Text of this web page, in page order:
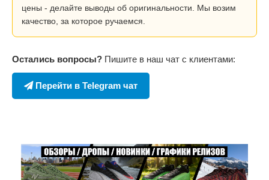
цены - делайте выводы об оригинальности. Мы возим
качество, за которое ручаемся.
Остались вопросы? Пишите в наш чат с клиентами:
Перейти в Telegram чат